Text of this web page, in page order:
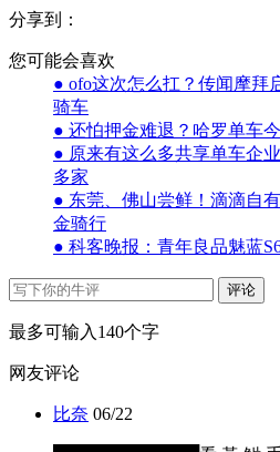
分享到：
您可能会喜欢
● ofo这次怎么扛？传闻摩拜
骑车
● 还怕押金难退？哈罗单车
● 原来有这么多共享单车企
多家
● 东莞、佛山尝鲜！滴滴自
金骑行
● 科客晚报：青年良品魅蓝
评论
最多可输入140个字
网友评论
比奈 06/22